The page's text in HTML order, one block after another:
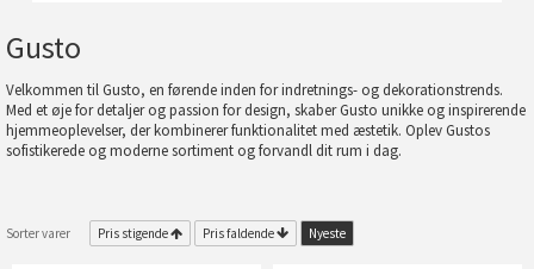
Gusto
Velkommen til Gusto, en førende inden for indretnings- og dekorationstrends.
Med et øje for detaljer og passion for design, skaber Gusto unikke og inspirerende
hjemmeoplevelser, der kombinerer funktionalitet med æstetik. Oplev Gustos
sofistikerede og moderne sortiment og forvandl dit rum i dag.
Sorter varer Pris stigende Pris faldende Nyeste